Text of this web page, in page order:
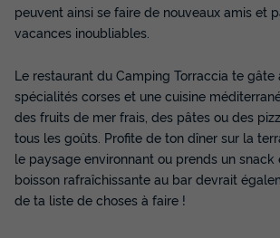
CHALET 2 personnes - Chalet
19m² (1ch - 2 pers) - sans
(M/D)
Annulation gratuite
peuvent ainsi se faire de nouveaux amis et
vacances inoubliables.
Le restaurant du Camping Torraccia te gâte
spécialités corses et une cuisine
des fruits de mer frais, des pâtes ou des
tous les goûts. Profite de ton dîner sur la
le paysage environnant ou prends un snack
boisson rafraîchissante au bar devrait
de ta liste de choses à faire !